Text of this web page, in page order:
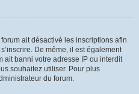
ait désactivé les inscriptions afin
De même, il est également
ait banni votre adresse IP ou interdit
souhaitez utiliser. Pour plus
du forum.